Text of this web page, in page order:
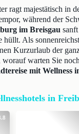
ragt majestätisch in
während der
im Breisgau
hüllt. Als
Kurzurlaub der
warten Sie
mit Wellness
in